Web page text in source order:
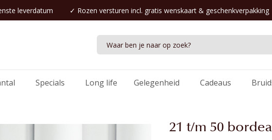
leverdatum ✓ Rozen versturen incl. gratis wenskaart & geschenkverpakking
Specials Long life Gelegenheid Cadeaus
21 t/m 50